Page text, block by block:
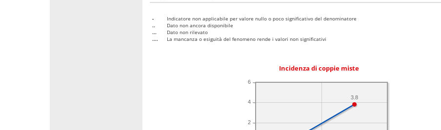
-
Indicatore non applicabile per valore nullo o poco significativo del denominatore
..
Dato non ancora disponibile
...
Dato non rilevato
....
La mancanza o esiguità del fenomeno rende i valori non significativi
Incidenza di coppie miste
2
4
6
3.8